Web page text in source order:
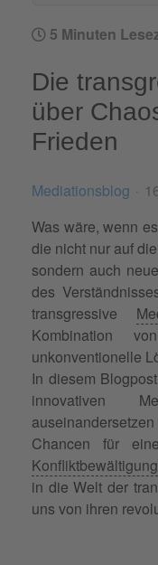
5 Minuten
Die
über
Frieden
Mediationsblog
Was wäre, wenn
die nicht nur auf
sondern auch
des
transgressive
Kombination
unkonventionelle
In diesem
innovativen
Chancen für
Konfliktbewältigung
in die Welt der
uns von ihren